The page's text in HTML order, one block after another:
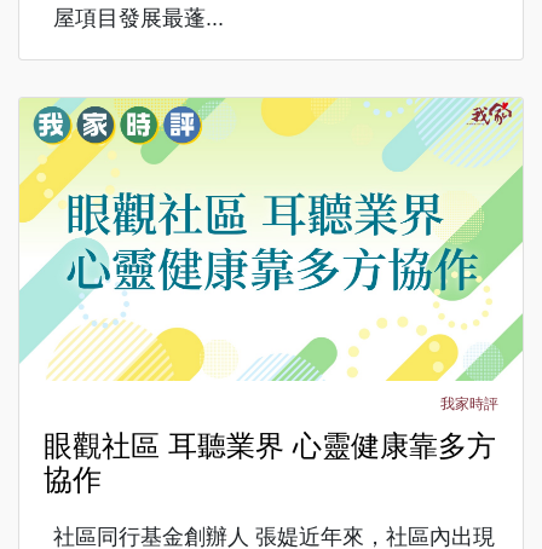
屋項目發展最蓬...
我家時評
眼觀社區 耳聽業界 心靈健康靠多方
協作
社區同行基金創辦人 張媞近年來，社區內出現